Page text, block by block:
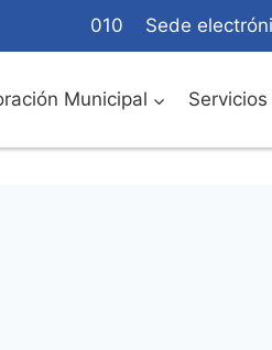
010 Sede
Municipal